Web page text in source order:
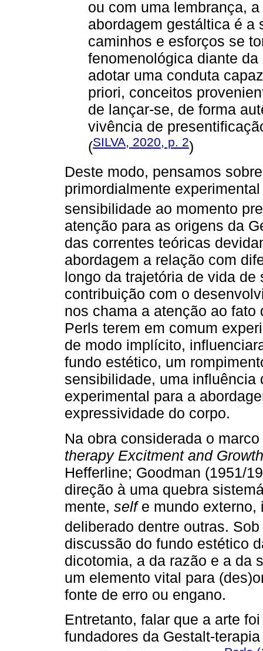
ou com uma lembrança,
abordagem gestáltica é a
caminhos e esforços se
fenomenológica diante
adotar uma conduta
priori, conceitos
de lançar-se, de forma
vivência de
(SILVA, 2020, p. 2)
Deste modo, pensamos
primordialmente
sensibilidade ao momento
atenção para as origens da
das correntes teóricas
abordagem a relação com
longo da trajetória de vida
contribuição com o
nos chama a atenção ao
Perls terem em comum
de modo implícito,
fundo estético, um
sensibilidade, uma influência
experimental para a
expressividade do corpo.
Na obra considerada o
therapy Excitment and
Hefferline; Goodman (1951/
direção à uma quebra
mente, selfe mundo externo,
deliberado dentre outras.
discussão do fundo estético
dicotomia, a da razão e a da
um elemento vital para
fonte de erro ou engano.
Entretanto, falar que a arte
fundadores da Gestalt-